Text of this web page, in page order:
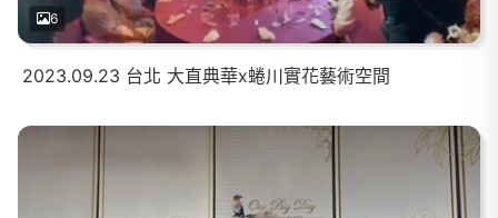
6
2023.09.23 台北 大直典華x蜷川實花藝術空間